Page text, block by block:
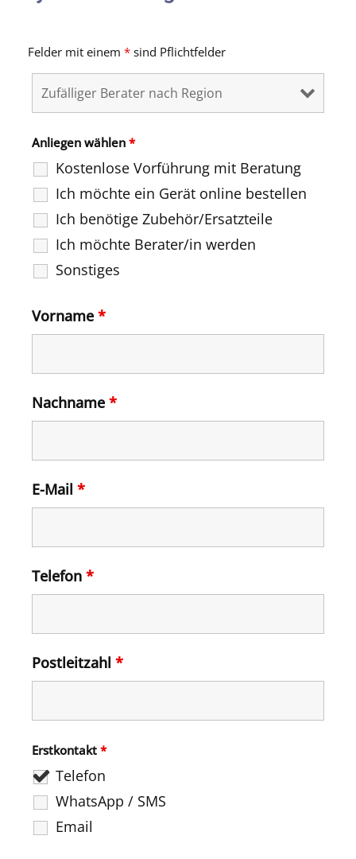
Felder mit einem * sind Pflichtfelder
Anliegen wählen *
Kostenlose Vorführung mit Beratung
Ich möchte ein Gerät online bestellen
Ich benötige Zubehör/Ersatzteile
Ich möchte Berater/in werden
Sonstiges
Vorname *
Nachname *
E-Mail *
Telefon *
Postleitzahl *
Erstkontakt *
Telefon
WhatsApp / SMS
Email